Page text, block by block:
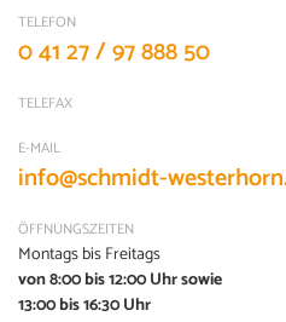
TELEFON
0 41 27 / 97 888 50
TELEFAX
E-MAIL
info@schmidt-
ÖFFNUNGSZEITEN
Montags bis Freitags
von 8:00 bis 12:00 Uhr sowie
13:00 bis 16:30 Uhr